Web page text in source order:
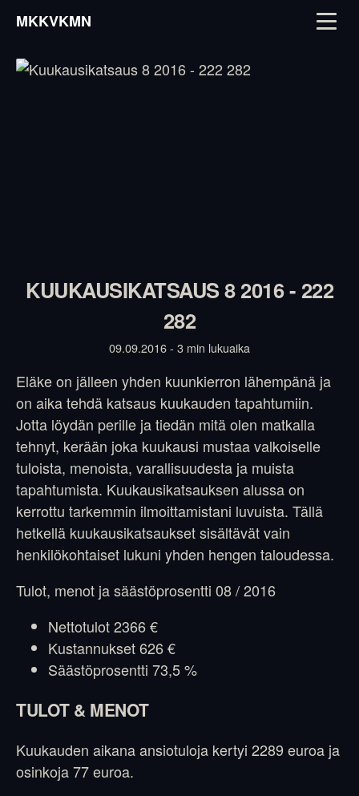
MKKVKMN
KUUKAUSIKATSAUS 8 2016 - 222
282
09.09.2016 - 3 min lukuaika
Eläke on jälleen yhden kuunkierron lähempänä ja
on aika tehdä katsaus kuukauden tapahtumiin.
Jotta löydän perille ja tiedän mitä olen matkalla
tehnyt, kerään joka kuukausi mustaa valkoiselle
tuloista, menoista, varallisuudesta ja muista
tapahtumista. Kuukausikatsauksen alussa on
kerrottu tarkemmin ilmoittamistani luvuista. Tällä
hetkellä kuukausikatsaukset sisältävät vain
henkilökohtaiset lukuni yhden hengen taloudessa.
Tulot, menot ja säästöprosentti 08 / 2016
Nettotulot 2366 €
Kustannukset 626 €
Säästöprosentti 73,5 %
TULOT & MENOT
Kuukauden aikana ansiotuloja kertyi 2289 euroa ja
osinkoja 77 euroa.